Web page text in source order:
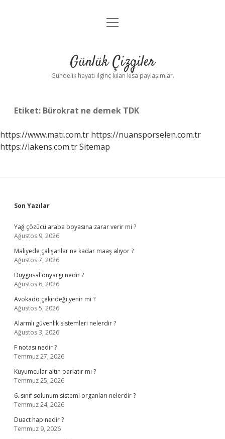
Anasayfa
Yasal Uyarı
menüyü
Günlük Çizgiler
Gündelik hayatı ilginç kılan kısa paylaşımlar.
Etiket: Bürokrat ne demek TDK
https://www.mati.com.tr https://nuansporselen.com.tr
https://lakens.com.trSitemap
Sidebar
Son Yazılar
Yağ çözücü araba boyasına zarar verir mi ?
Ağustos 9, 2026
Maliyede çalışanlar ne kadar maaş alıyor ?
Ağustos 7, 2026
Duygusal önyargı nedir ?
Ağustos 6, 2026
Avokado çekirdeği yenir mi ?
Ağustos 5, 2026
Alarmlı güvenlik sistemleri nelerdir ?
Ağustos 3, 2026
F notası nedir ?
Temmuz 27, 2026
Kuyumcular altın parlatır mı ?
Temmuz 25, 2026
6. sınıf solunum sistemi organları nelerdir ?
Temmuz 24, 2026
Duact hap nedir ?
Temmuz 9, 2026